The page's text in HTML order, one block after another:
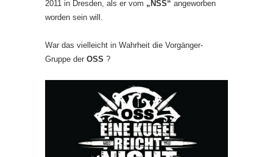
2011 in Dresden, als er vom „NSS“ angeworben
worden sein will.
War das vielleicht in Wahrheit die Vorgänger-
Gruppe der OSS ?